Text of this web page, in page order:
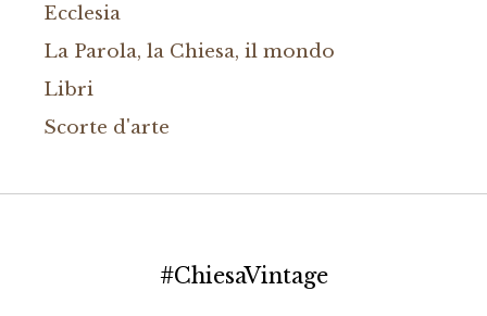
Ecclesia
La Parola, la Chiesa, il mondo
Libri
Scorte d'arte
#ChiesaVintage